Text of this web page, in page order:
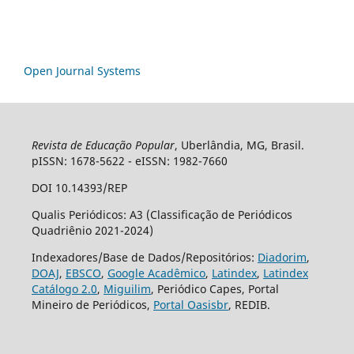
Open Journal Systems
Revista de Educação Popular, Uberlândia, MG, Brasil.
pISSN: 1678-5622 - eISSN: 1982-7660
DOI 10.14393/REP
Qualis Periódicos: A3 (Classificação de Periódicos
Quadriênio 2021-2024)
Indexadores/Base de Dados/Repositórios: Diadorim,
DOAJ, EBSCO, Google Acadêmico, Latindex, Latindex
Catálogo 2.0, Miguilim, Periódico Capes, Portal
Mineiro de Periódicos, Portal Oasisbr, REDIB.